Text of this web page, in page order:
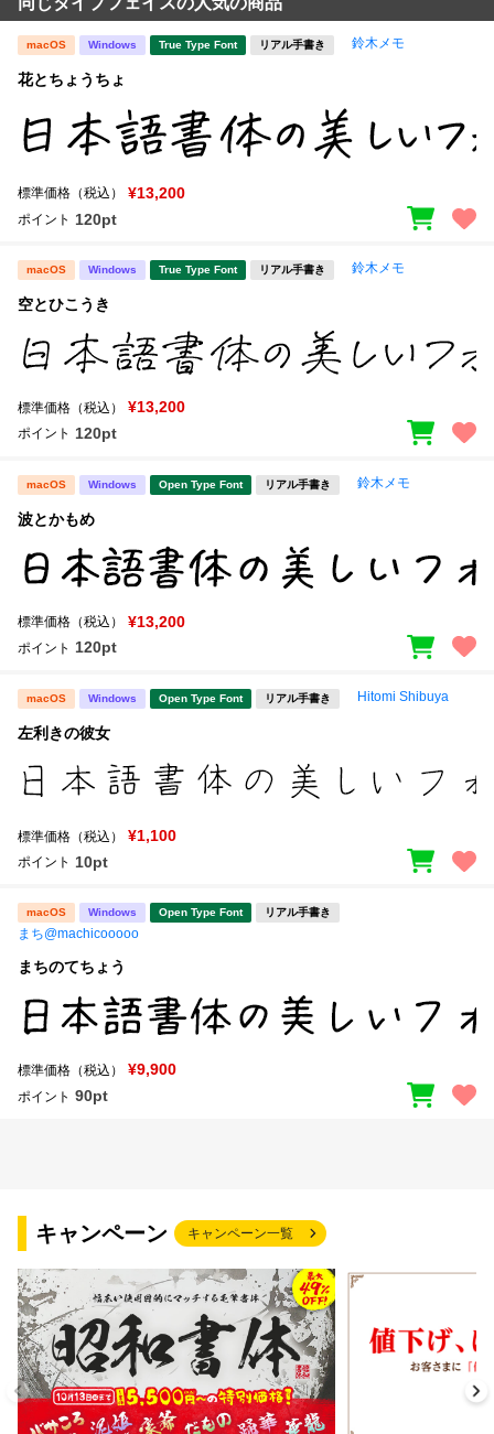
macOS Windows True Type Font リアル手書き 鈴木メモ
花とちょうちょ
標準価格（税込） ¥13,200
ポイント 120pt
macOS Windows True Type Font リアル手書き 鈴木メモ
空とひこうき
標準価格（税込） ¥13,200
ポイント 120pt
macOS Windows Open Type Font リアル手書き 鈴木メモ
波とかもめ
標準価格（税込） ¥13,200
ポイント 120pt
macOS Windows Open Type Font リアル手書き Hitomi Shibuya
左利きの彼女
標準価格（税込） ¥1,100
ポイント 10pt
macOS Windows Open Type Font リアル手書き
まち@machicooooo
まちのてちょう
標準価格（税込） ¥9,900
ポイント 90pt
キャンペーン キャンペーン一覧